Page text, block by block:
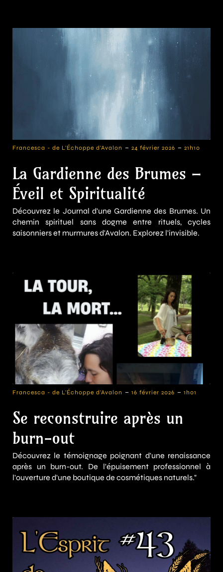
Francesca - de L'Échoppe d'Avalon - 24 février 2026 - 21h10
La Gardienne des Brumes –
Éveil et Spiritualité
Découvrez le Journal d'une Gardienne des Brumes. Un
chemin spirituel sans dogme entre rituels, cycles
saisonniers et murmures d'Avalon. Explorez l'invisible.
Francesca - de L'Échoppe d'Avalon - 16 février 2026 - 1h01
Se reconstruire après un
burn-out
Découvrez le témoignage poignant d'une renaissance
après un burn-out. De l'épuisement professionnel à
l'ouverture d'une boutique de cosmétiques naturels."